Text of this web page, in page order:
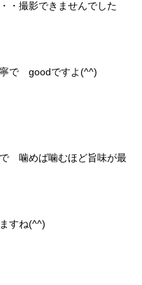
・撮影できませんでした
で goodですよ(^^)
めば噛むほど旨味が最
すね(^^)